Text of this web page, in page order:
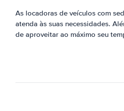
As locadoras de veículos com
atenda às suas necessidades.
de aproveitar ao máximo seu